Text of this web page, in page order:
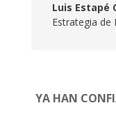
Luis Estapé
Estrategia de
YA HAN